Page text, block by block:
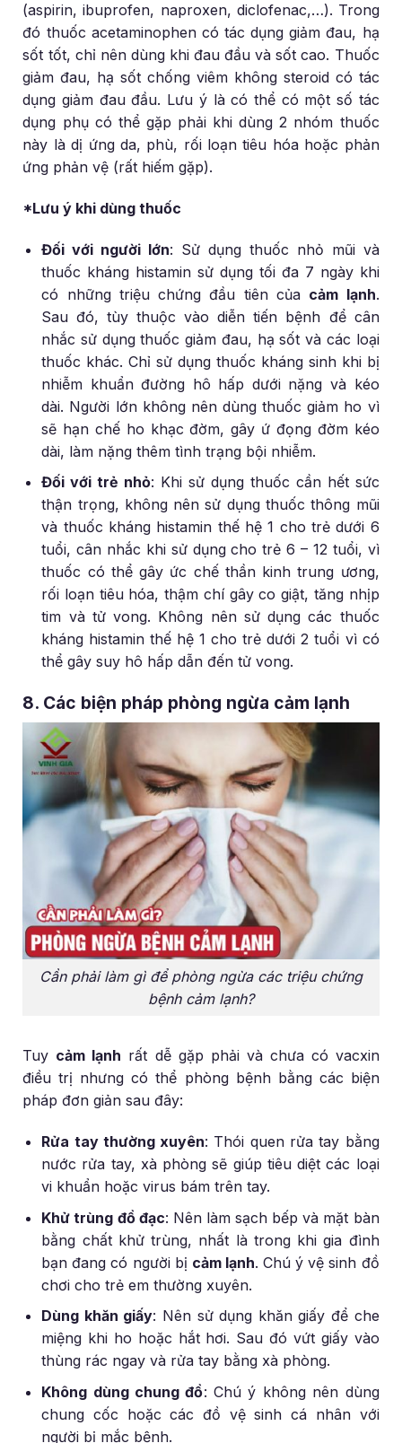
(aspirin, ibuprofen, naproxen, diclofenac,…). Trong
đó thuốc acetaminophen có tác dụng giảm đau, hạ
sốt tốt, chỉ nên dùng khi đau đầu và sốt cao. Thuốc
giảm đau, hạ sốt chống viêm không steroid có tác
dụng giảm đau đầu. Lưu ý là có thể có một số tác
dụng phụ có thể gặp phải khi dùng 2 nhóm thuốc
này là dị ứng da, phù, rối loạn tiêu hóa hoặc phản
ứng phản vệ (rất hiếm gặp).
*Lưu ý khi dùng thuốc
Đối với người lớn: Sử dụng thuốc nhỏ mũi và
thuốc kháng histamin sử dụng tối đa 7 ngày khi
có những triệu chứng đầu tiên của cảm lạnh.
Sau đó, tùy thuộc vào diễn tiến bệnh để cân
nhắc sử dụng thuốc giảm đau, hạ sốt và các loại
thuốc khác. Chỉ sử dụng thuốc kháng sinh khi bị
nhiễm khuẩn đường hô hấp dưới nặng và kéo
dài. Người lớn không nên dùng thuốc giảm ho vì
sẽ hạn chế ho khạc đờm, gây ứ đọng đờm kéo
dài, làm nặng thêm tình trạng bội nhiễm.
Đối với trẻ nhỏ: Khi sử dụng thuốc cần hết sức
thận trọng, không nên sử dụng thuốc thông mũi
và thuốc kháng histamin thế hệ 1 cho trẻ dưới 6
tuổi, cân nhắc khi sử dụng cho trẻ 6 – 12 tuổi, vì
thuốc có thể gây ức chế thần kinh trung ương,
rối loạn tiêu hóa, thậm chí gây co giật, tăng nhịp
tim và tử vong. Không nên sử dụng các thuốc
kháng histamin thế hệ 1 cho trẻ dưới 2 tuổi vì có
thể gây suy hô hấp dẫn đến tử vong.
8. Các biện pháp phòng ngừa cảm lạnh
Cần phải làm gì để phòng ngừa các triệu chứng
bệnh cảm lạnh?
Tuy cảm lạnh rất dễ gặp phải và chưa có vacxin
điều trị nhưng có thể phòng bệnh bằng các biện
pháp đơn giản sau đây:
Rửa tay thường xuyên: Thói quen rửa tay bằng
nước rửa tay, xà phòng sẽ giúp tiêu diệt các loại
vi khuẩn hoặc virus bám trên tay.
Khử trùng đồ đạc: Nên làm sạch bếp và mặt bàn
bằng chất khử trùng, nhất là trong khi gia đình
bạn đang có người bị cảm lạnh. Chú ý vệ sinh đồ
chơi cho trẻ em thường xuyên.
Dùng khăn giấy: Nên sử dụng khăn giấy để che
miệng khi ho hoặc hắt hơi. Sau đó vứt giấy vào
thùng rác ngay và rửa tay bằng xà phòng.
Không dùng chung đồ: Chú ý không nên dùng
chung cốc hoặc các đồ vệ sinh cá nhân với
người bị mắc bệnh.